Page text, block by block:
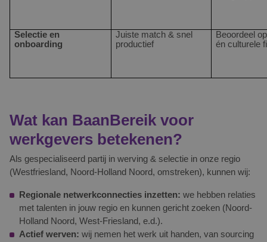
Selectie en
onboarding
Juiste match & snel
productief
Beoordeel
én culturele
Wat kan BaanBereik voor
werkgevers betekenen?
Als gespecialiseerd partij in werving & selectie in onze regio
(Westfriesland, Noord-Holland Noord, omstreken), kunnen wij:
Regionale netwerkconnecties inzetten: we hebben relaties
met talenten in jouw regio en kunnen gericht zoeken (Noord-
Holland Noord, West-Friesland, e.d.).
Actief werven: wij nemen het werk uit handen, van sourcing